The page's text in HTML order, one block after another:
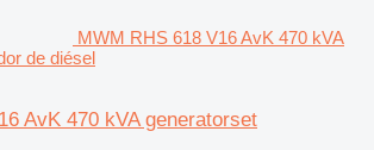
MWM RHS 618 V16 AvK 470 kVA
de diésel
AvK 470 kVA generatorset